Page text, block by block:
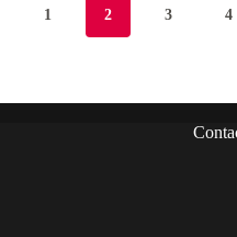
1 2 3 4